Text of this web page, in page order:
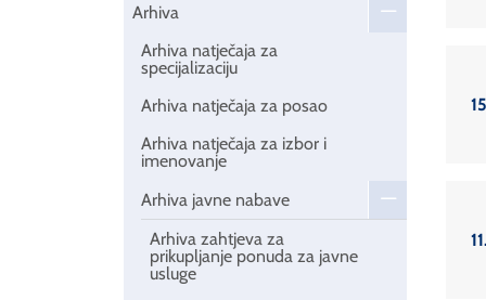
Arhiva
Arhiva natječaja za
specijalizaciju
Arhiva natječaja za posao
Arhiva natječaja za izbor i
imenovanje
Arhiva javne nabave
Arhiva zahtjeva za
prikupljanje ponuda za javne
usluge